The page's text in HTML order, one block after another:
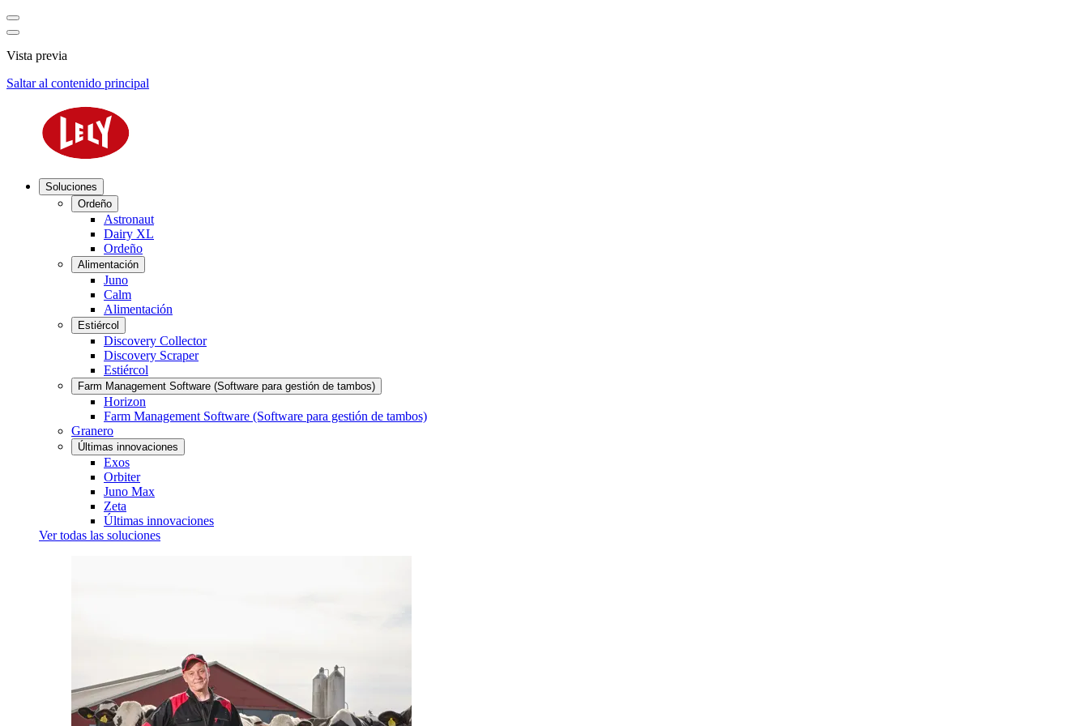
Vista previa
Saltar al contenido principal
Soluciones
Ordeño
Astronaut
Dairy XL
Ordeño
Alimentación
Juno
Calm
Alimentación
Estiércol
Discovery Collector
Discovery Scraper
Estiércol
Farm Management Software (Software para gestión de tambos)
Horizon
Farm Management Software (Software para gestión de tambos)
Granero
Últimas innovaciones
Exos
Orbiter
Juno Max
Zeta
Últimas innovaciones
Ver todas las soluciones